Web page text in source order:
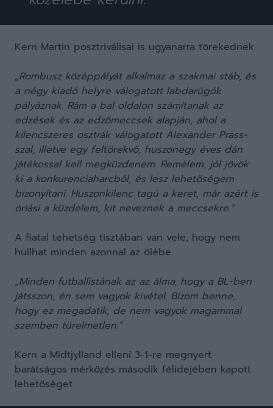
Kern Martin posztriválisai is ugyanarra törekednek.
„Rombusz középpályát alkalmaz a szakmai stáb, és
a négy kiadó helyre válogatott labdarúgók
pályáznak. Rám a bal oldalon számítanak az
edzések és az edzőmeccsek alapján, ahol a
kilencszeres osztrák válogatott Alexander Prass-
szal, illetve egy feltörekvő, huszonegy éves dán
játékossal kell megküzdenem. Remélem, jól jövök
ki a konkurenciaharcból, és lesz lehetőségem
bizonyítani. Huszonkilenc tagú a keret, már azért is
óriási a küzdelem, kit neveznek a meccsekre.”
A fiatal tehetség tisztában van vele, hogy nem
hullhat minden azonnal az ölébe.
„Minden futballistának az az álma, hogy a BL-ben
játsszon, én sem vagyok kivétel. Bízom benne,
hogy ez megadatik, de nem vagyok magammal
szemben türelmetlen.”
Kern a Midtjylland elleni 3-1-re megnyert
barátságos mérkőzés második félidejében kapott
lehetőséget